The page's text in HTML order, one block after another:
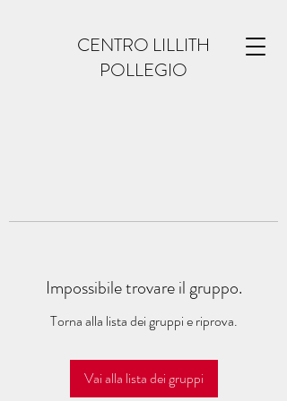
CENTRO LILLITH
POLLEGIO
Impossibile trovare il gruppo.
Torna alla lista dei gruppi e riprova.
Vai alla lista dei gruppi